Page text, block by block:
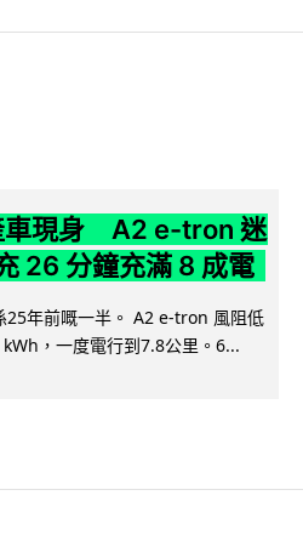
車現身 A2 e-tron 迷
26 分鐘充滿 8 成電
年前嘅一半。 A2 e-tron 風阻低
，一度電行到7.8公里。6...